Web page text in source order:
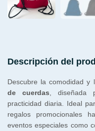
Descripción del
Descubre la comodidad y
de cuerdas , diseñada
practicidad diaria. Ideal
regalos promocionales
eventos especiales como